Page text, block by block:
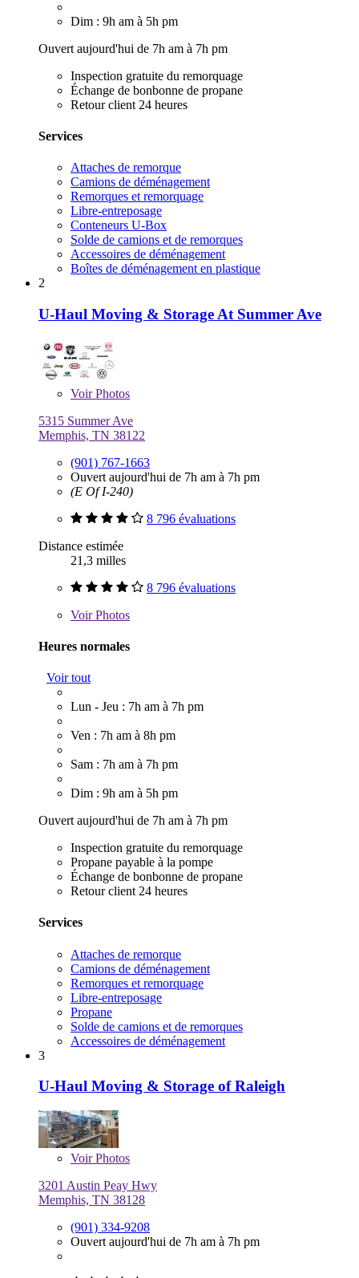
Dim : 9h am à 5h pm
Ouvert aujourd'hui de 7h am à 7h pm
Inspection gratuite du remorquage
Échange de bonbonne de propane
Retour client 24 heures
Services
Attaches de remorque
Camions de déménagement
Remorques et remorquage
Libre-entreposage
Conteneurs U-Box
Solde de camions et de remorques
Accessoires de déménagement
Boîtes de déménagement en plastique
2
U-Haul Moving & Storage At Summer Ave
VoirPhotos
5315 Summer Ave
Memphis, TN 38122
(901) 767-1663
Ouvert aujourd'hui de 7h am à 7h pm
(E Of I-240)
8 796 évaluations
Distance estimée
21,3 milles
8 796 évaluations
VoirPhotos
Heures normales
Voir tout
Lun - Jeu : 7h am à 7h pm
Ven : 7h am à 8h pm
Sam : 7h am à 7h pm
Dim : 9h am à 5h pm
Ouvert aujourd'hui de 7h am à 7h pm
Inspection gratuite du remorquage
Propane payable à la pompe
Échange de bonbonne de propane
Retour client 24 heures
Services
Attaches de remorque
Camions de déménagement
Remorques et remorquage
Libre-entreposage
Propane
Solde de camions et de remorques
Accessoires de déménagement
3
U-Haul Moving & Storage of Raleigh
VoirPhotos
3201 Austin Peay Hwy
Memphis, TN 38128
(901) 334-9208
Ouvert aujourd'hui de 7h am à 7h pm